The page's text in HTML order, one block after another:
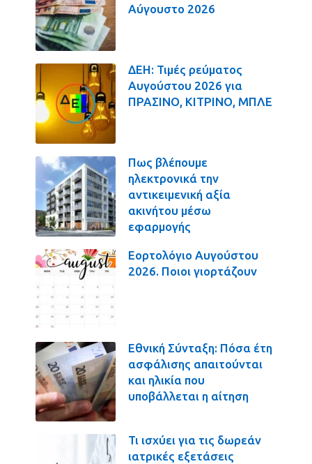
Αύγουστο 2026
ΔΕΗ: Τιμές ρεύματος
Αυγούστου 2026 για
ΠΡΑΣΙΝΟ, ΚΙΤΡΙΝΟ, ΜΠΛΕ
Πως βλέπουμε
ηλεκτρονικά την
αντικειμενική αξία
ακινήτου μέσω
εφαρμογής
Εορτολόγιο Αυγούστου
2026. Ποιοι γιορτάζουν
Εθνική Σύνταξη: Πόσα έτη
ασφάλισης απαιτούνται
και ηλικία που
υποβάλλεται η αίτηση
Τι ισχύει για τις δωρεάν
ιατρικές εξετάσεις